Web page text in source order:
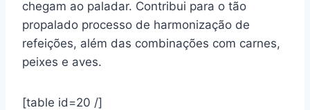
chegam ao paladar. Contribui para o tão
propalado processo de harmonização de
refeições, além das combinações com carnes,
peixes e aves.
[table id=20 /]